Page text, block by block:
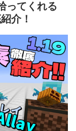
ってくれる
介！